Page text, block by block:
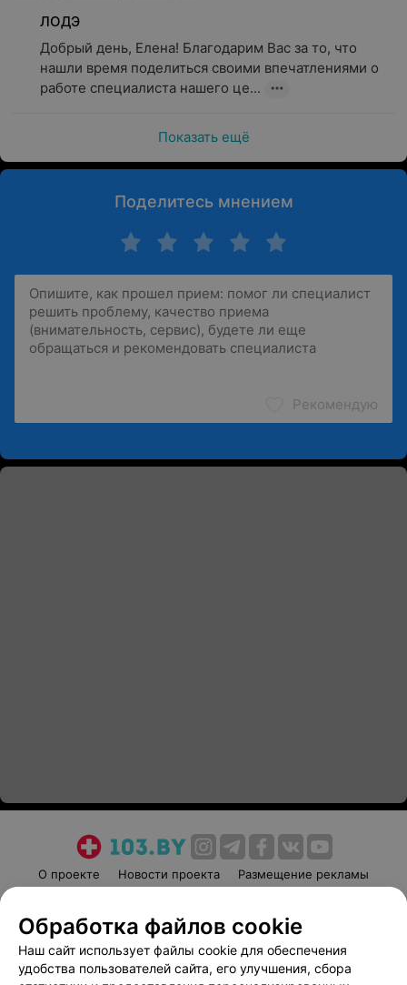
ЛОДЭ
Добрый день, Елена! Благодарим Вас за то, что
нашли время поделиться своими впечатлениями о
работе специалиста нашего це...
Показать ещё
Поделитесь мнением
Рекомендую
О проекте Новости проекта
Размещение рекламы
Пользовательское соглашение
Способы оплаты
Вакансии
Партнеры
Написать руководителю 103.by
Обработка файлов cookie
Наш сайт использует файлы cookie для обеспечения
удобства пользователей сайта, его улучшения, сбора